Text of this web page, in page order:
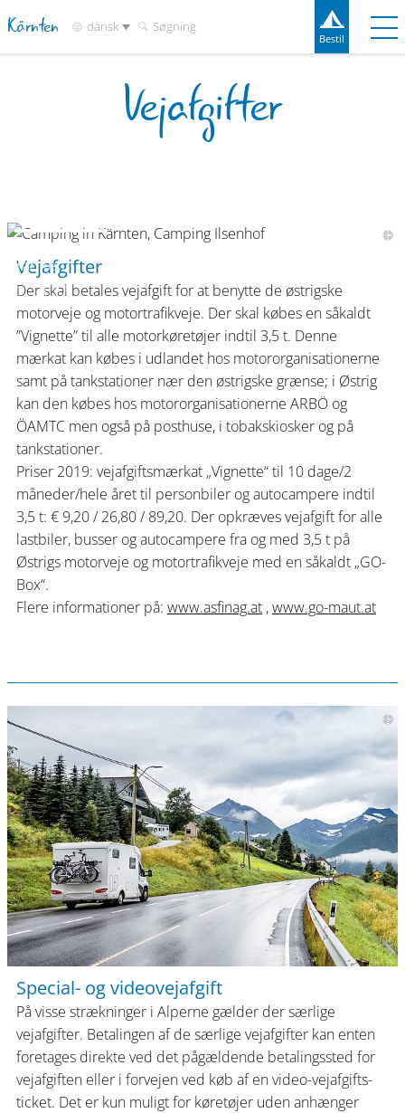
Kärnten dansk Søgning
Bestil
Experiences Contact Vejr
Vejafgifter
Camping in
Kärnten,
Camping
Ilsenhof
Vejafgifter
Der skal betales vejafgift for at benytte de østrigske
motorveje og motortrafikveje. Der skal købes en såkaldt
”Vignette” til alle motorkøretøjer indtil 3,5 t. Denne
mærkat kan købes i udlandet hos motororganisationerne
samt på tankstationer nær den østrigske grænse; i Østrig
kan den købes hos motororganisationerne ARBÖ og
ÖAMTC men også på posthuse, i tobakskiosker og på
tankstationer.
Priser 2019: vejafgiftsmærkat „Vignette“ til 10 dage/2
måneder/hele året til personbiler og autocampere indtil
3,5 t: € 9,20 / 26,80 / 89,20. Der opkræves vejafgift for alle
lastbiler, busser og autocampere fra og med 3,5 t på
Østrigs motorveje og motortrafikveje med en såkaldt „GO-
Box“.
Flere informationer på: www.asfinag.at ,www.go-maut.at
Special- og videovejafgift
På visse strækninger i Alperne gælder der særlige
vejafgifter. Betalingen af de særlige vejafgifter kan enten
foretages direkte ved det pågældende betalingssted for
vejafgiften eller i forvejen ved køb af en video-vejafgifts-
ticket. Det er kun muligt for køretøjer uden anhænger